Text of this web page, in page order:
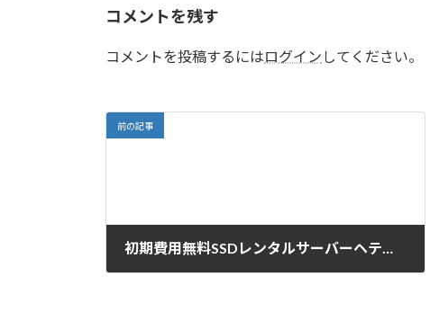
コメントを残す
コメントを投稿するにはログイン してください。
前の記事
初期費用無料SSDレンタルサーバーヘテムルキャンペーン